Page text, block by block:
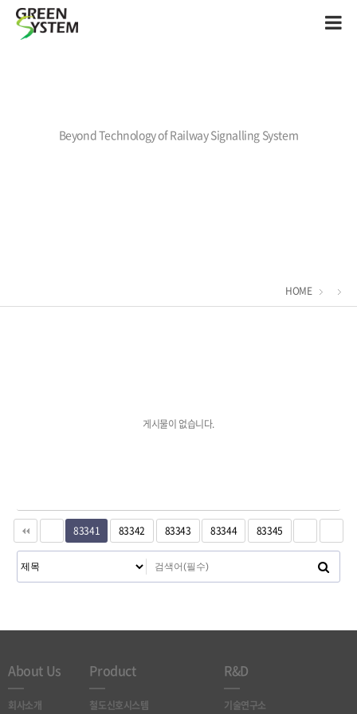
Beyond Technology of Railway Signalling System
HOME
게시물이 없습니다.
83341 83342 83343 83344 83345
About Us
회사소개
Product
철도신호시스템
R&D
기술연구소